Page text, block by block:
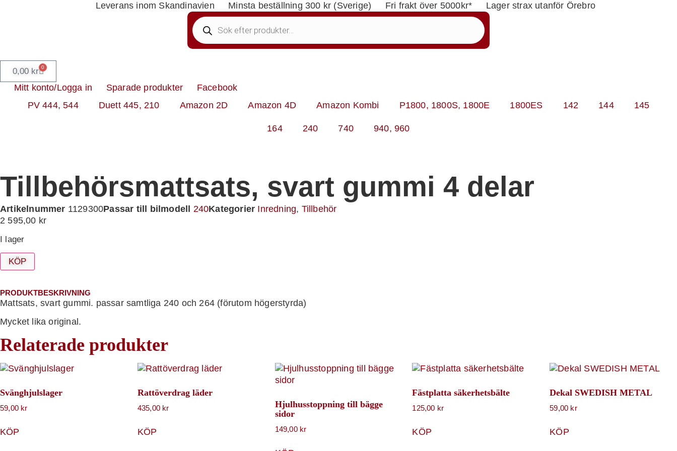
Leverans inom Skandinavien Minsta beställning 300 kr (Sverige) Fri frakt över 5000kr* Lager strax utanför Örebro
0,00 kr 0
Mitt konto/Logga in Sparade produkter
Facebook
PV 444, 544
Duett 445, 210 Amazon 2D Amazon 4D Amazon Kombi P1800, 1800S, 1800E 1800ES 142 144 145
164 240 740 940, 960
Tillbehörsmattsats, svart gummi 4 delar
Artikelnummer 1129300Passar till bilmodell 240Kategorier Inredning, Tillbehör
2 595,00 kr
I lager
KÖP
PRODUKTBESKRIVNING
Mattsats, svart gummi. passar samtliga 240 och 264 (förutom högerstyrda)
Mycket lika original.
Relaterade produkter
Svänghjulslager
59,00 kr
KÖP
Rattöverdrag läder
435,00 kr
KÖP
Hjulhusstoppning till bägge
sidor
149,00 kr
Fästplatta säkerhetsbälte
125,00 kr
KÖP
Dekal SWEDISH METAL
59,00 kr
KÖP